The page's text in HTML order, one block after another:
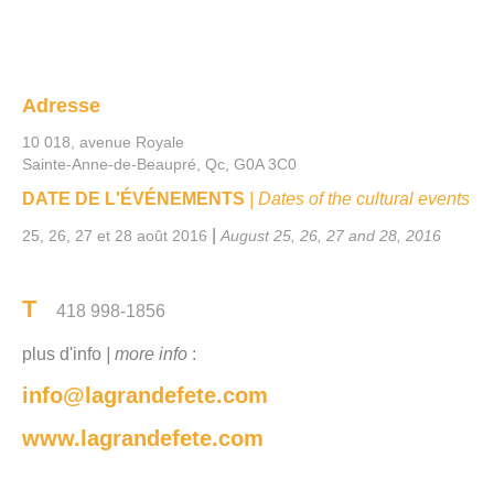
Adresse
10 018, avenue Royale
Sainte-Anne-de-Beaupré, Qc, G0A 3C0
DATE DE L'ÉVÉNEMENTS | Dates of the cultural events
25, 26, 27 et 28 août 2016 August 25, 26, 27 and 28, 2016
T 418 998-1856
plus d'info | more info :
info@lagrandefete.com
www.lagrandefete.com